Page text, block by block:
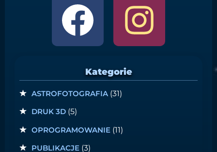
Kategorie
ASTROFOTOGRAFIA (31)
DRUK 3D (5)
OPROGRAMOWANIE (11)
PUBLIKACJE (3)